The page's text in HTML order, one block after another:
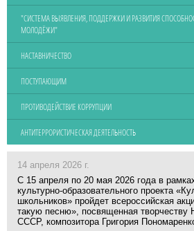
"СИСТЕМА ВЫЯВЛЕНИЯ, ПОДДЕРЖКИ И РАЗВИТИЯ
МОЛОДЁЖИ"
НАСТАВНИЧЕСТВО
ПОСТУПАЮЩИМ
ПРОТИВОДЕЙСТВИЕ КОРРУПЦИИ
АНТИТЕРРОРИСТИЧЕСКАЯ ДЕЯТЕЛЬНОСТЬ
14 апреля 2026 г.
С 15 апреля по 20 мая 2026 года в
культурно-образовательного проекта
школьников» пройдет всероссийская
такую песню», посвященная творчеству
СССР, композитора Григория